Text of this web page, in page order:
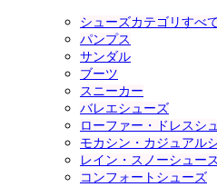
シューズカテゴリすべ
パンプス
サンダル
ブーツ
スニーカー
バレエシューズ
ローファー・ドレスシ
モカシン・カジュアル
レイン・スノーシュー
コンフォートシューズ